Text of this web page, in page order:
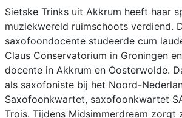
Sietske Trinks uit Akkrum heeft haar
muziekwereld ruimschoots verdiend.
saxofoondocente studeerde cum
Claus Conservatorium in Groningen
docente in Akkrum en Oosterwolde.
als saxofoniste bij het Noord-
Saxofoonkwartet, saxofoonkwartet
Trois. Tijdens Midsimmerdream zorgt